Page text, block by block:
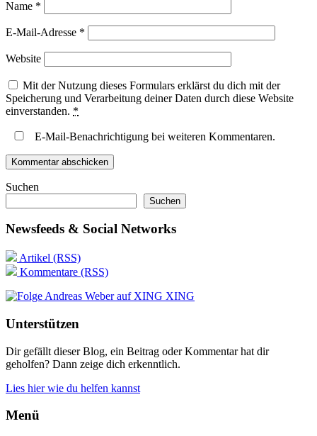
Name *
E-Mail-Adresse *
Website
Mit der Nutzung dieses Formulars erklärst du dich mit der
Speicherung und Verarbeitung deiner Daten durch diese Website
einverstanden. *
E-Mail-Benachrichtigung bei weiteren Kommentaren.
Suchen
Suchen
Newsfeeds & Social Networks
Artikel (RSS)
Kommentare (RSS)
XING
Unterstützen
Dir gefällt dieser Blog, ein Beitrag oder Kommentar hat dir
geholfen? Dann zeige dich erkenntlich.
Lies hier wie du helfen kannst
Menü